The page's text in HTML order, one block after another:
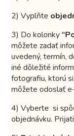
2) Vyplňte
3) Do kolonky
môžete zadať
uvedený, termín,
iné dôležité
fotografiu, ktorú
môžete odoslať
4) Vyberte si
objednávku.